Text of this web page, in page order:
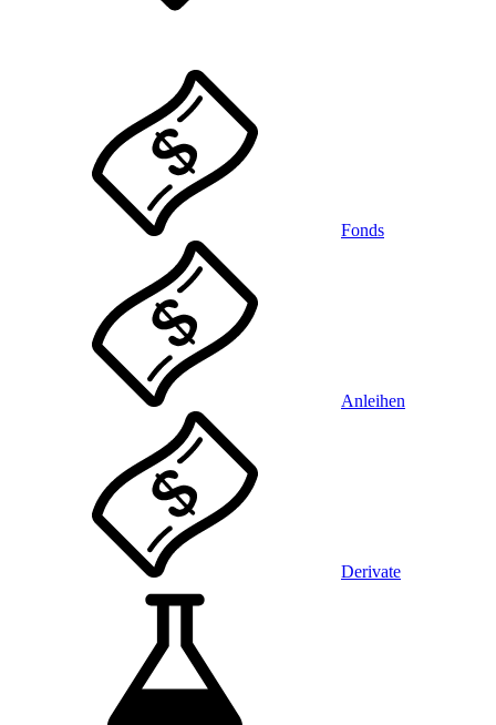
Fonds
Anleihen
Derivate